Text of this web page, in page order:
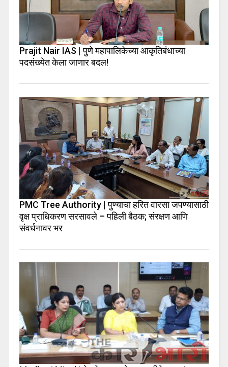
Prajit Nair IAS | पुणे महापालिकेच्या आकृतिबंधाच्या
पदसंख्येत केला जाणार बदल!
PMC Tree Authority | पुण्याचा हरित वारसा जपण्यासाठी
वृक्ष प्राधिकरण सरसावले – पहिली बैठक; संरक्षण आणि
संवर्धनावर भर